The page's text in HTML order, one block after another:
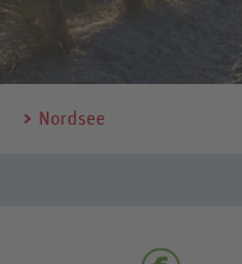
Nordsee